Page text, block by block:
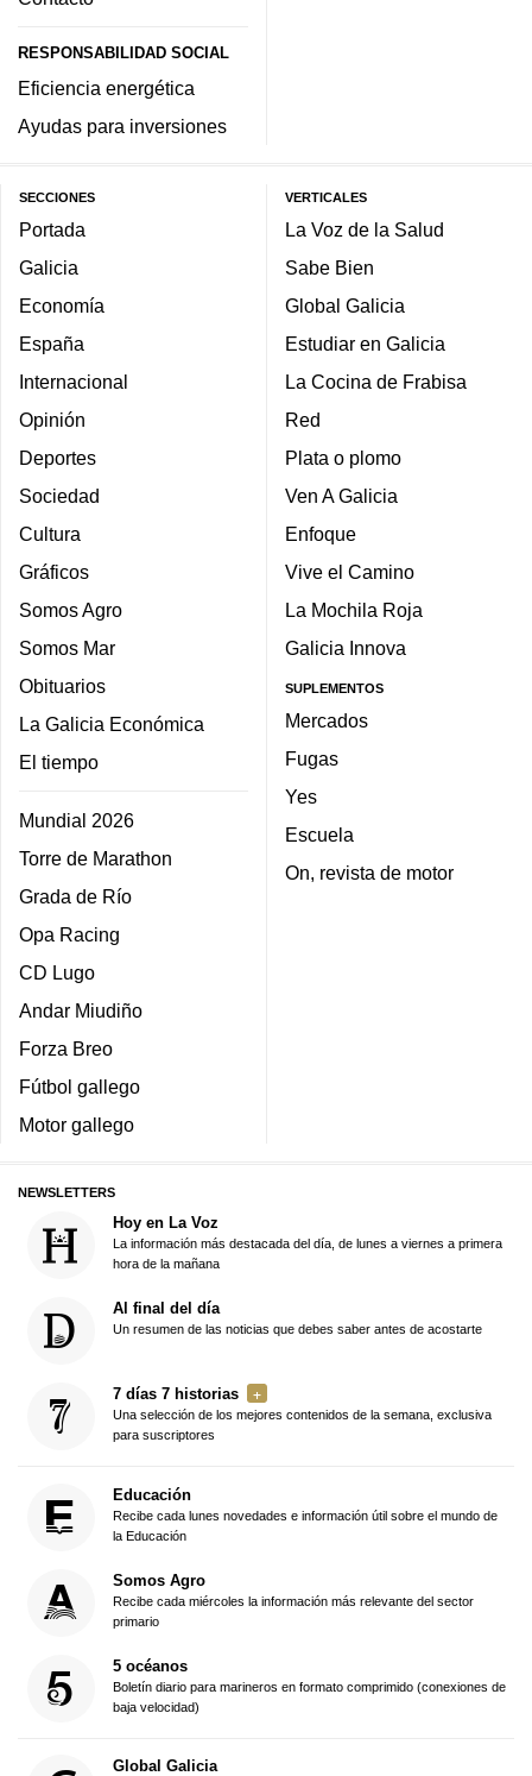
RESPONSABILIDAD SOCIAL
Eficiencia energética
Ayudas para inversiones
SECCIONES
Portada
Galicia
Economía
España
Internacional
Opinión
Deportes
Sociedad
Cultura
Gráficos
Somos Agro
Somos Mar
Obituarios
La Galicia Económica
El tiempo
Mundial 2026
Torre de Marathon
Grada de Río
Opa Racing
CD Lugo
Andar Miudiño
Forza Breo
Fútbol gallego
Motor gallego
VERTICALES
La Voz de la Salud
Sabe Bien
Global Galicia
Estudiar en Galicia
La Cocina de Frabisa
Red
Plata o plomo
Ven A Galicia
Enfoque
Vive el Camino
La Mochila Roja
Galicia Innova
SUPLEMENTOS
Mercados
Fugas
Yes
Escuela
On, revista de motor
NEWSLETTERS
Hoy en La Voz
La información más destacada del día, de lunes a viernes a primera
hora de la mañana
Al final del día
Un resumen de las noticias que debes saber antes de acostarte
7 días 7 historias
Una selección de los mejores contenidos de la semana, exclusiva
para suscriptores
Educación
Recibe cada lunes novedades e información útil sobre el mundo de
la Educación
Somos Agro
Recibe cada miércoles la información más relevante del sector
primario
5 océanos
Boletín diario para marineros en formato comprimido (conexiones de
baja velocidad)
Global Galicia